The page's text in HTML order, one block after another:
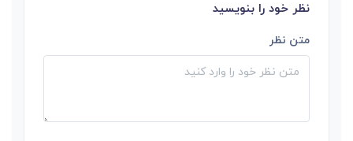
نظر خود را بنویسید
متن نظر